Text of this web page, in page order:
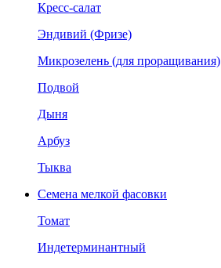
Кресс-салат
Эндивий (Фризе)
Микрозелень (для проращивания)
Подвой
Дыня
Арбуз
Тыква
Семена мелкой фасовки
Томат
Индетерминантный